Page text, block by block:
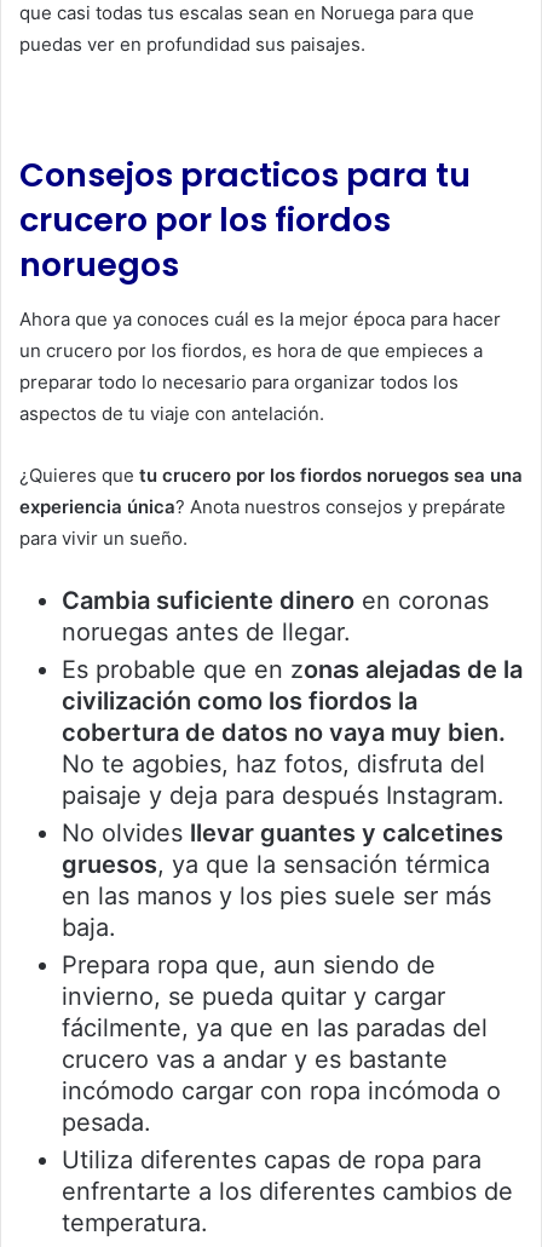
que casi todas tus escalas sean en Noruega para que
puedas ver en profundidad sus paisajes.
Consejos practicos para tu
crucero por los fiordos
noruegos
Ahora que ya conoces cuál es la mejor época para hacer
un crucero por los fiordos, es hora de que empieces a
preparar todo lo necesario para organizar todos los
aspectos de tu viaje con antelación.
¿Quieres que tu crucero por los fiordos noruegos sea una
experiencia única? Anota nuestros consejos y prepárate
para vivir un sueño.
Cambia suficiente dinero en coronas
noruegas antes de llegar.
Es probable que en zonas alejadas de la
civilización como los fiordos la
cobertura de datos no vaya muy bien.
No te agobies, haz fotos, disfruta del
paisaje y deja para después Instagram.
No olvides llevar guantes y calcetines
gruesos, ya que la sensación térmica
en las manos y los pies suele ser más
baja.
Prepara ropa que, aun siendo de
invierno, se pueda quitar y cargar
fácilmente, ya que en las paradas del
crucero vas a andar y es bastante
incómodo cargar con ropa incómoda o
pesada.
Utiliza diferentes capas de ropa para
enfrentarte a los diferentes cambios de
temperatura.